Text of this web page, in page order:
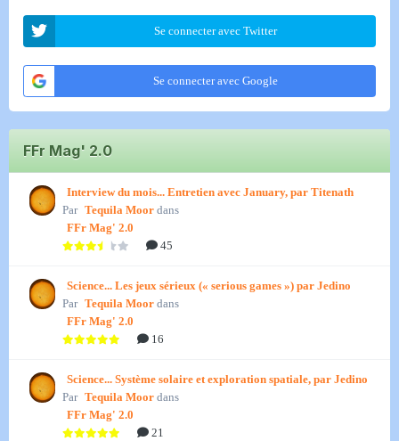
Se connecter avec Twitter
Se connecter avec Google
FFr Mag' 2.0
Interview du mois... Entretien avec January, par Titenath
Par Tequila Moor dans
FFr Mag' 2.0
45
Science... Les jeux sérieux (« serious games ») par Jedino
Par Tequila Moor dans
FFr Mag' 2.0
16
Science... Système solaire et exploration spatiale, par Jedino
Par Tequila Moor dans
FFr Mag' 2.0
21